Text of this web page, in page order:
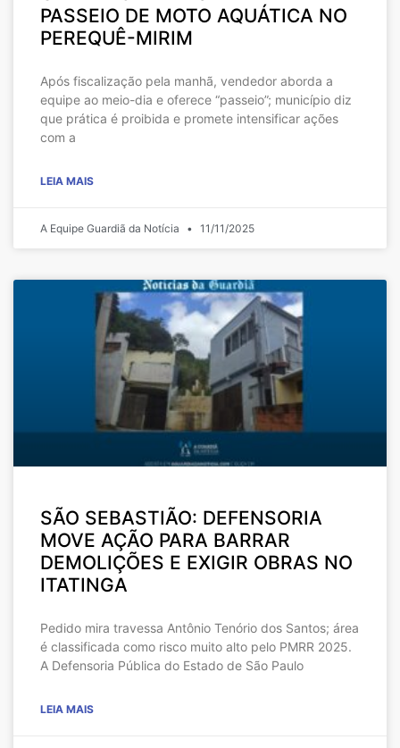
PASSEIO DE MOTO AQUÁTICA NO
PEREQUÊ-MIRIM
Após fiscalização pela manhã, vendedor aborda a
equipe ao meio-dia e oferece “passeio”; município diz
que prática é proibida e promete intensificar ações
com a
LEIA MAIS
A Equipe Guardiã da Notícia 11/11/2025
SÃO SEBASTIÃO: DEFENSORIA
MOVE AÇÃO PARA BARRAR
DEMOLIÇÕES E EXIGIR OBRAS NO
ITATINGA
Pedido mira travessa Antônio Tenório dos Santos; área
é classificada como risco muito alto pelo PMRR 2025.
A Defensoria Pública do Estado de São Paulo
LEIA MAIS